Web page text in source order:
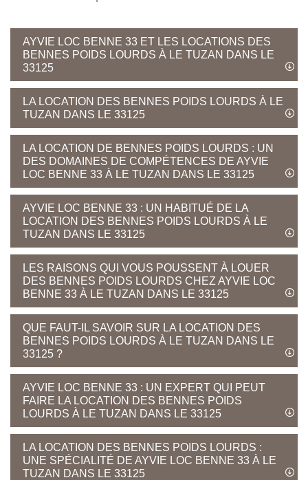
AYVIE LOC BENNE 33 ET LES LOCATIONS DES
BENNES POIDS LOURDS À LE TUZAN DANS LE
33125
LA LOCATION DES BENNES POIDS LOURDS À LE
TUZAN DANS LE 33125
LA LOCATION DE BENNES POIDS LOURDS : UN
DES DOMAINES DE COMPÉTENCES DE AYVIE
LOC BENNE 33 À LE TUZAN DANS LE 33125
AYVIE LOC BENNE 33 : UN HABITUÉ DE LA
LOCATION DES BENNES POIDS LOURDS À LE
TUZAN DANS LE 33125
LES RAISONS QUI VOUS POUSSENT À LOUER
DES BENNES POIDS LOURDS CHEZ AYVIE LOC
BENNE 33 À LE TUZAN DANS LE 33125
QUE FAUT-IL SAVOIR SUR LA LOCATION DES
BENNES POIDS LOURDS À LE TUZAN DANS LE
33125 ?
AYVIE LOC BENNE 33 : UN EXPERT QUI PEUT
FAIRE LA LOCATION DES BENNES POIDS
LOURDS À LE TUZAN DANS LE 33125
LA LOCATION DES BENNES POIDS LOURDS :
UNE SPÉCIALITÉ DE AYVIE LOC BENNE 33 À LE
TUZAN DANS LE 33125